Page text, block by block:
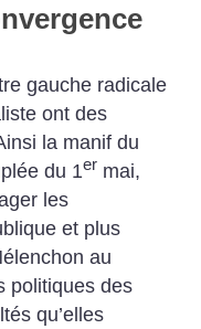
gauche radicale
ont des
la manif du
du 1er mai,
les
et plus
au
politiques des
qu’elles